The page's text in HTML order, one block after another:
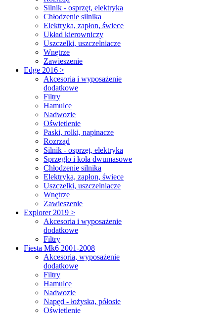
Silnik - osprzęt, elektryka
Chłodzenie silnika
Elektryka, zapłon, świece
Układ kierowniczy
Uszczelki, uszczelniacze
Wnętrze
Zawieszenie
Edge 2016 >
Akcesoria i wyposażenie
dodatkowe
Filtry
Hamulce
Nadwozie
Oświetlenie
Paski, rolki, napinacze
Rozrząd
Silnik - osprzęt, elektryka
Sprzęgło i koła dwumasowe
Chłodzenie silnika
Elektryka, zapłon, świece
Uszczelki, uszczelniacze
Wnętrze
Zawieszenie
Explorer 2019 >
Akcesoria i wyposażenie
dodatkowe
Filtry
Fiesta Mk6 2001-2008
Akcesoria, wyposażenie
dodatkowe
Filtry
Hamulce
Nadwozie
Napęd - łożyska, półosie
Oświetlenie